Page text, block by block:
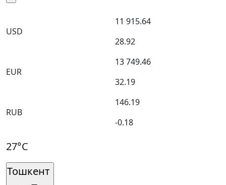
USD
11 915.64
28.92
EUR
13 749.46
32.19
RUB
146.19
-0.18
27°C
Тошкент